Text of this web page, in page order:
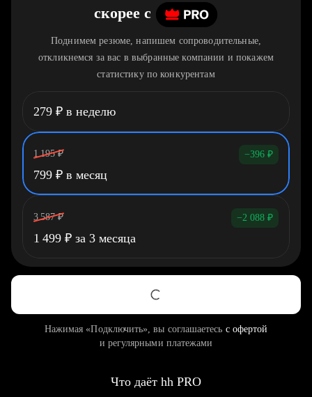
скорее c
Поднимем резюме, напишем сопроводительные,
откликнемся за вас в выбранные компании и покажем
статистику по конкурентам
279 ₽ в неделю
1 195 ₽ −396 ₽
799 ₽ в месяц
3 587 ₽ −2 088 ₽
1 499 ₽ за 3 месяца
Нажимая «Подключить», вы соглашаетесь с офертой
и регулярными платежами
Что даёт hh PRO